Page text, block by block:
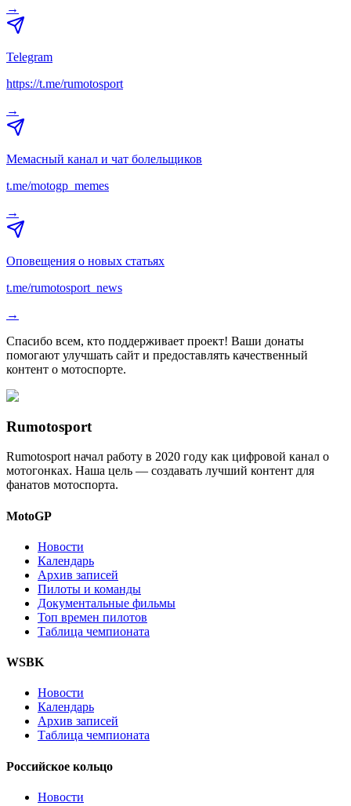
→
Telegram
https://t.me/rumotosport
→
Мемасный канал и чат болельщиков
t.me/motogp_memes
→
Оповещения о новых статьях
t.me/rumotosport_news
→
Спасибо всем, кто поддерживает проект! Ваши донаты
помогают улучшать сайт и предоставлять качественный
контент о мотоспорте.
Rumotosport
Rumotosport начал работу в 2020 году как цифровой канал о
мотогонках. Наша цель — создавать лучший контент для
фанатов мотоспорта.
MotoGP
Новости
Календарь
Архив записей
Пилоты и команды
Документальные фильмы
Топ времен пилотов
Таблица чемпионата
WSBK
Новости
Календарь
Архив записей
Таблица чемпионата
Российское кольцо
Новости